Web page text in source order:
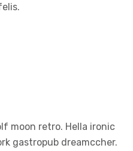
moon retro. Hella ironic
gastropub dreamccher.